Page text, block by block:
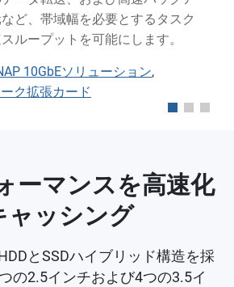
ど、帯域幅を必要とするタスク
ループットを可能にします。
10GbEソリューション,
ク拡張カード
ーマンスを高速化
ャッシング
とSSDハイブリッド構造を採
の2.5インチおよび4つの3.5イ